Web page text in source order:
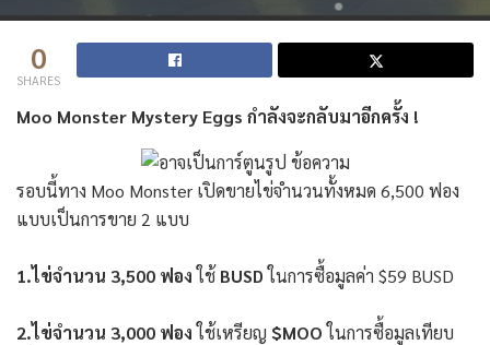
0
SHARES
Moo Monster Mystery Eggs กำลังจะกลับมาอีกครั้ง !
รอบนี้ทาง Moo Monster เปิดขายไข่จำนวนทั้งหมด 6,500 ฟอง
แบบเป็นการขาย 2 แบบ
1.ไข่จำนวน 3,500 ฟองใช้ BUSDในการซื้อมูลค่า $59 BUSD
2.ไข่จำนวน 3,000 ฟองใช้เหรียญ $MOOในการซื้อมูลเทียบ